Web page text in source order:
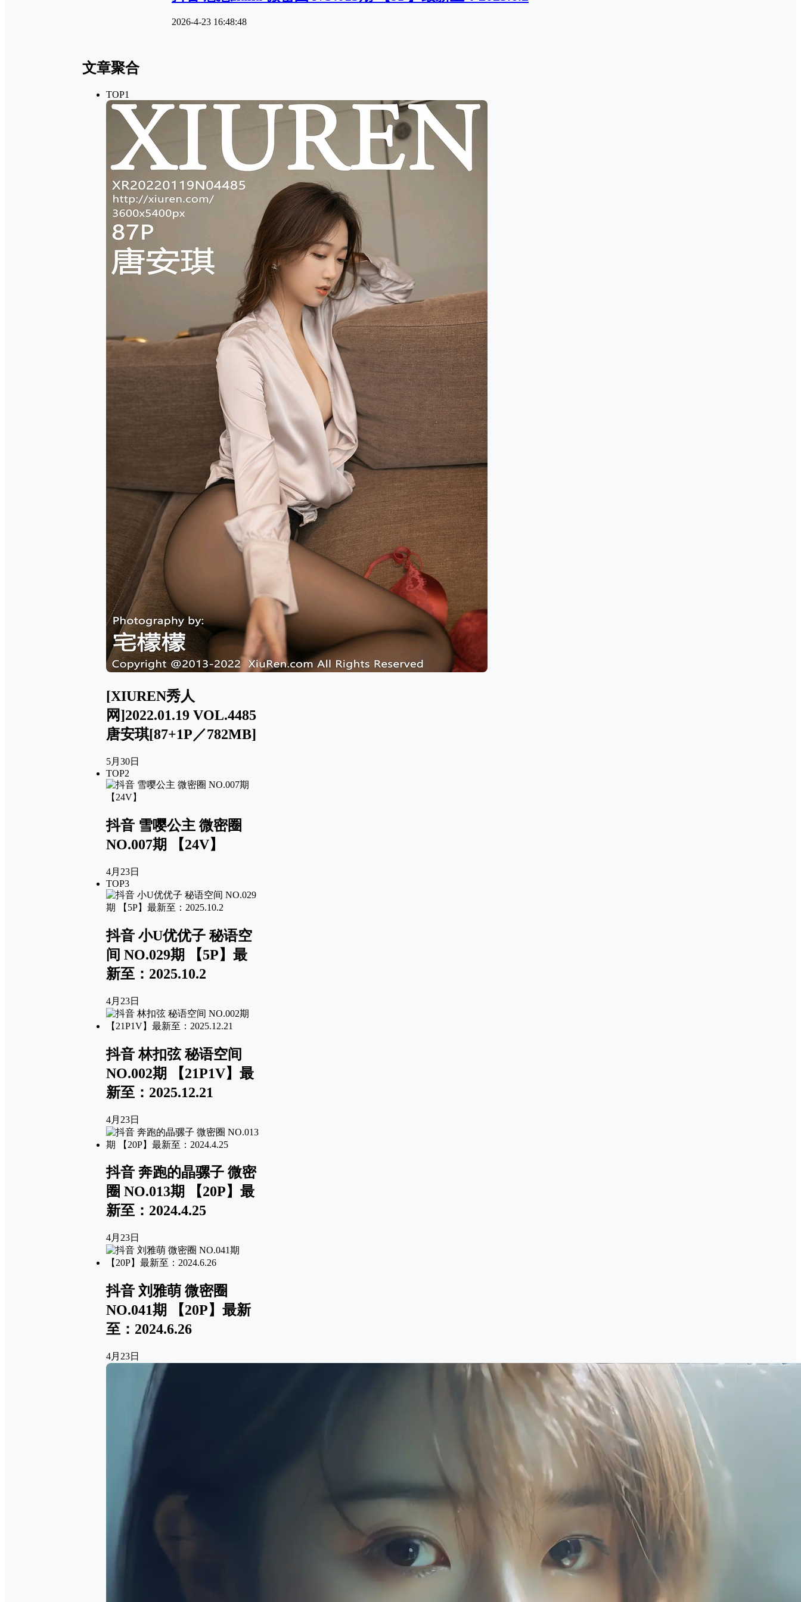
2026-4-23 16:48:48
文章聚合
TOP1
[XIUREN秀人
网]2022.01.19 VOL.4485
唐安琪[87+1P／782MB]
5月30日
TOP2
抖音 雪嘤公主 微密圈
NO.007期 【24V】
4月23日
TOP3
抖音 小U优优子 秘语空
间 NO.029期 【5P】最
新至：2025.10.2
4月23日
抖音 林扣弦 秘语空间
NO.002期 【21P1V】最
新至：2025.12.21
4月23日
抖音 奔跑的晶骡子 微密
圈 NO.013期 【20P】最
新至：2024.4.25
4月23日
抖音 刘雅萌 微密圈
NO.041期 【20P】最新
至：2024.6.26
4月23日